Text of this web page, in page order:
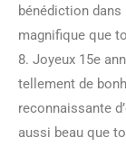
bénédiction
magnifique que
8. Joyeux 15e
tellement de
reconnaissante
aussi beau que